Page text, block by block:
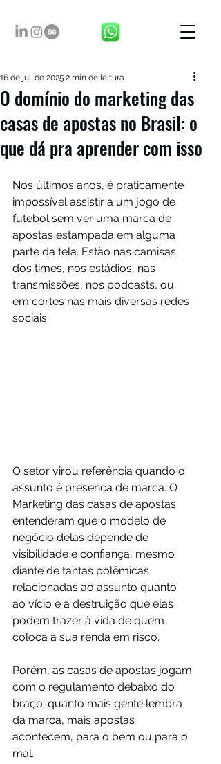
O domínio do marketing das
casas de apostas no Brasil: o
que dá pra aprender com isso
16 de jul. de 2025 2 min de leitura
Nos últimos anos, é praticamente
impossível assistir a um jogo de
futebol sem ver uma marca de
apostas estampada em alguma
parte da tela. Estão nas camisas
dos times, nos estádios, nas
transmissões, nos podcasts, ou
em cortes nas mais diversas redes
sociais
O setor virou referência quando o
assunto é presença de marca. O
Marketing das casas de apostas
entenderam que o modelo de
negócio delas depende de
visibilidade e confiança, mesmo
diante de tantas polêmicas
relacionadas ao assunto quanto
ao vício e a destruição que elas
podem trazer à vida de quem
coloca a sua renda em risco.
Porém, as casas de apostas jogam
com o regulamento debaixo do
braço: quanto mais gente lembra
da marca, mais apostas
acontecem, para o bem ou para o
mal.